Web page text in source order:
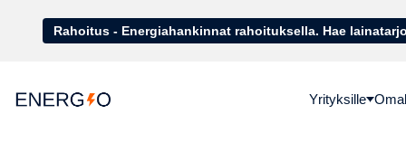
Rahoitus - Energiahankinnat
Yrityksille